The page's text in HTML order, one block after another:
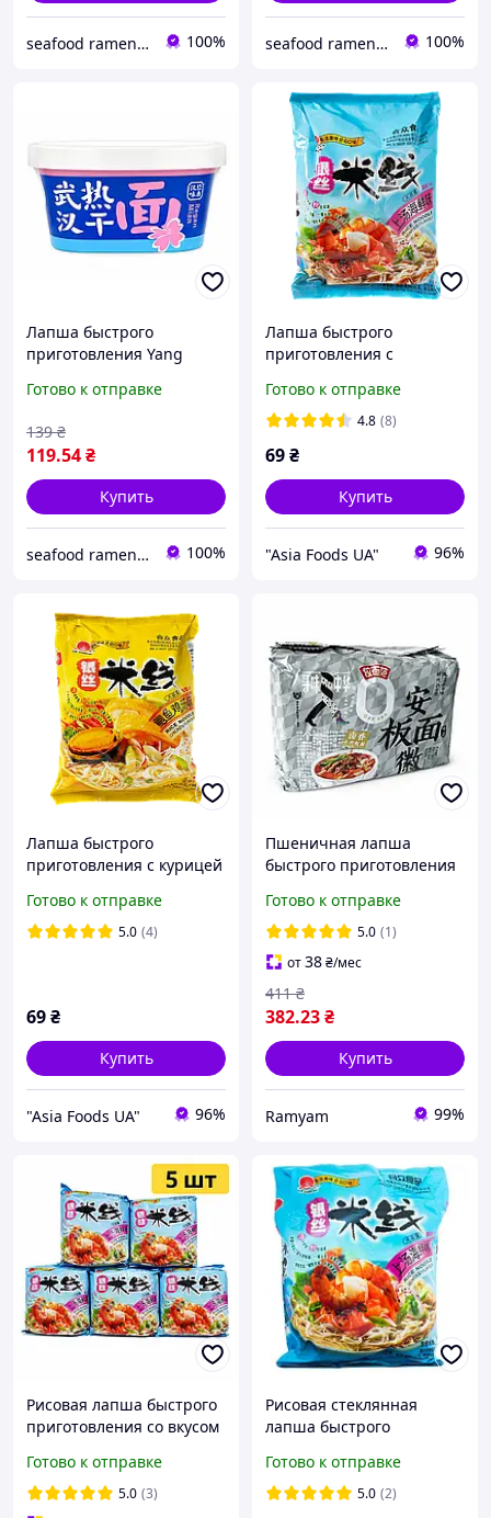
seafood ramen market 100% seafood ramen market 100%
Лапша быстрого
приготовления Yang
чаше 136г
Готово к отправке
119.54₴
139 ₴
Купить
seafood ramen market 100%
Лапша быстрого
приготовления с
HEZHONG 105 г
Готово к отправке
4.8 (8)
69₴
Купить
"Asia Foods UA" 96%
Лапша быстрого
приготовления с курицей
Готово к отправке
5.0 (4)
69₴
Купить
"Asia Foods UA" 96%
Пшеничная лапша
быстрого приготовления
тушеной говядины Anhoi
Noodle Soup Fans 117 г
(упаковка 5 шт)
Готово к отправке
5.0 (1)
от38₴/мес
382.23₴
411 ₴
Купить
Ramyam 99%
Рисовая лапша быстрого
приготовления со вкусом
Rice Noodle Seafood
Flavour 105 г (5 шт)
Готово к отправке
5.0 (3)
Рисовая стеклянная
лапша быстрого
морепродуктов Hezhong
Rice Noodle Seafood
Готово к отправке
5.0 (2)